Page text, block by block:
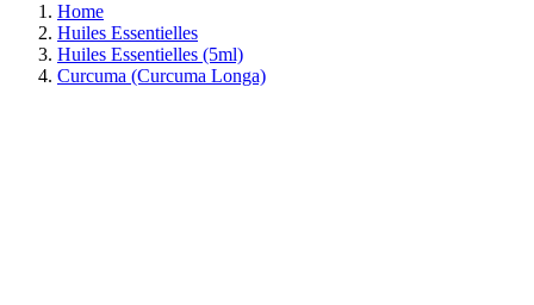
Home
Huiles Essentielles
Huiles Essentielles (5ml)
Curcuma (Curcuma Longa)